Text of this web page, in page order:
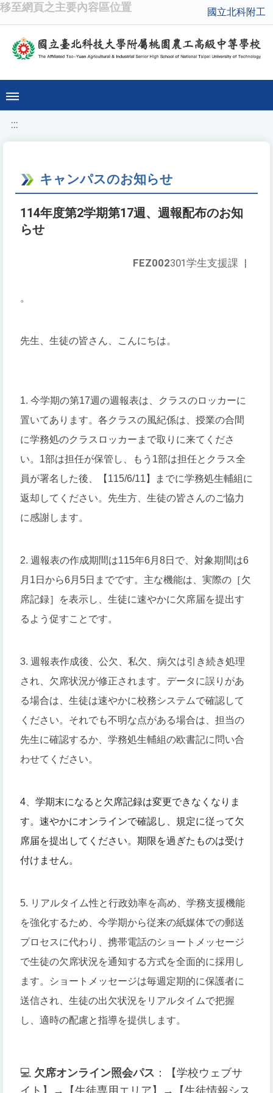
移至網頁之主要內容區位置 國立北科附工
:::
キャンパスのお知らせ
114年度第2学期第17週、週報配布のお知
らせ
FEZ002301学生支援課 |
。
先生、生徒の皆さん、こんにちは。
1. 今学期の第17週の週報表は、クラスのロッカーに
置いてあります。各クラスの風紀係は、授業の合間
に学務処のクラスロッカーまで取りに来てくださ
い。1部は担任が保管し、もう1部は担任とクラス全
員が署名した後、【115/6/11】までに学務処生輔組に
返却してください。先生方、生徒の皆さんのご協力
に感謝します。
2. 週報表の作成期間は115年6月8日で、対象期間は6
月1日から6月5日までです。主な機能は、実際の［欠
席記録］を表示し、生徒に速やかに欠席届を提出す
るよう促すことです。
3. 週報表作成後、公欠、私欠、病欠は引き続き処理
され、欠席状況が修正されます。データに誤りがあ
る場合は、生徒は速やかに校務システムで確認して
ください。それでも不明な点がある場合は、担当の
先生に確認するか、学務処生輔組の欧書記に問い合
わせてください。
4
学期末になると欠席記録は変更できなくなりま
す。 速やかにオンラインで確認し、規定に従って欠
席届を提出してください。期限を過ぎたものは受け
付けません。
5. リアルタイム性と行政効率を高め、学務支援機能
を強化するため、今学期から従来の紙媒体での郵送
プロセスに代わり、携帯電話のショートメッセージ
で生徒の欠席状況を通知する方式を全面的に採用し
ます。ショートメッセージは毎週定期的に保護者に
送信され、生徒の出欠状況をリアルタイムで把握
し、適時の配慮と指導を提供します。
💻 欠席オンライン照会パス ：【学校ウェブサ